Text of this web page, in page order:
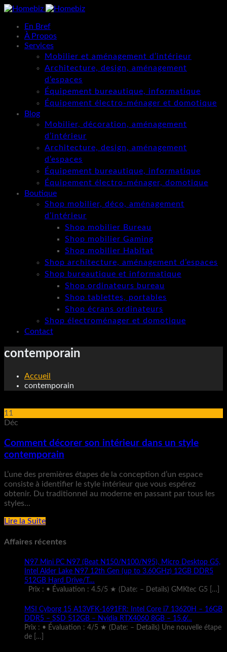
En Bref
À Propos
Services
Mobilier et aménagement d’intérieur
Architecture, design, aménagement
d’espaces
Équipement bureautique, informatique
Équipement électro-ménager et domotique
Blog
Mobilier, décoration, aménagement
d’intérieur
Architecture, design, aménagement
d’espaces
Équipement bureautique, informatique
Équipement électro-ménager, domotique
Boutique
Shop mobilier, déco, aménagement
d’intérieur
Shop mobilier Bureau
Shop mobilier Gaming
Shop mobilier Habitat
Shop architecture, aménagement d’espaces
Shop bureautique et informatique
Shop ordinateurs bureau
Shop tablettes, portables
Shop écrans ordinateurs
Shop électroménager et domotique
Contact
contemporain
Accueil
contemporain
11
Déc
Comment décorer son intérieur dans un style
contemporain
L’une des premières étapes de la conception d’un espace
consiste à identifier le style intérieur que vous espérez
obtenir. Du traditionnel au moderne en passant par tous les
styles...
Lire la Suite
Affaires récentes
N97 Mini PC N97 (Beat N150/N100/N95), Micro Desktop G5,
Intel Alder Lake N97 12th Gen (up to 3.60GHz) 12GB DDR5
512GB Hard Drive/T…
Prix : • Évaluation : 4.5/5 ★ (Date: – Details) GMKtec G5
[…]
MSI Cyborg 15 A13VFK-1691FR: Intel Core i7 13620H – 16GB
DDR5 – SSD 512GB – Nvidia RTX4060 8GB – 15.6̸…
Prix : • Évaluation : 4/5 ★ (Date: – Details) Une nouvelle étape
de
[…]